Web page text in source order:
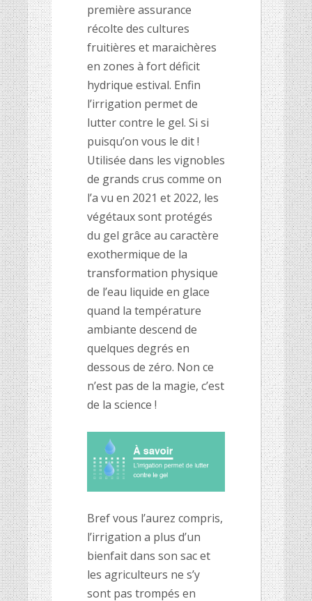
première assurance
récolte des cultures
fruitières et maraichères
en zones à fort déficit
hydrique estival. Enfin
l’irrigation permet de
lutter contre le gel. Si si
puisqu’on vous le dit !
Utilisée dans les vignobles
de grands crus comme on
l’a vu en 2021 et 2022, les
végétaux sont protégés
du gel grâce au caractère
exothermique de la
transformation physique
de l’eau liquide en glace
quand la température
ambiante descend de
quelques degrés en
dessous de zéro. Non ce
n’est pas de la magie, c’est
de la science !
Bref vous l’aurez compris,
l’irrigation a plus d’un
bienfait dans son sac et
les agriculteurs ne s’y
sont pas trompés en